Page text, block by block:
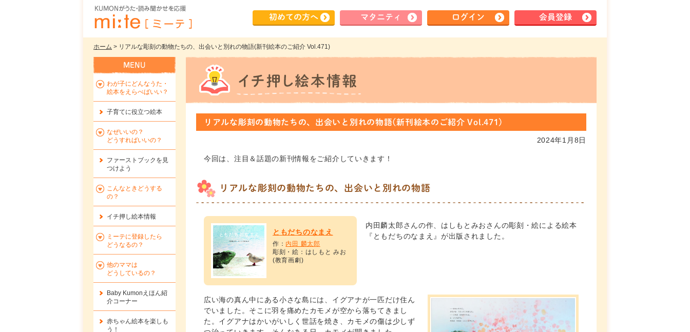
初めての方へ マタ ニティ ログイン 会員登録
ホーム > リアルな彫刻の動物たちの、出会いと別れの物語(新刊絵本のご紹介 Vol.471)
リアルな彫刻の動物たちの、出会いと別れの物語(新刊絵本のご紹介 Vol.471)
2024年1月8日
今回は、注目＆話題の新刊情報をご紹介していきます！
リアルな彫刻の動物たちの、出会いと別れの物語
ともだちのなまえ
作： 内田 麟太郎
彫刻・絵：はしもと みお
(教育画劇)
内田麟太郎さんの作、はしもとみおさんの彫刻・絵による絵本
『ともだちのなまえ』が出版されました。
広い海の真ん中にある小さな島には、イグアナが一匹だけ住ん
でいました。そこに羽を痛めたカモメが空から落ちてきまし
た。イグアナはかいがいしく世話を焼き、カモメの傷は少しず
わが子にどんなうた・
絵本をえらべばいい？
子育てに役立つ絵本
なぜいいの？
どうすればいいの？
ファーストブックを 見
つけよう
こんなときどうする
の？
イチ押し絵本情報
ミーテに登録したら
どうなるの？
他のママは
どうしているの？
Baby Kumonえほん紹
介コーナー
赤ちゃん絵本を楽しも
う！